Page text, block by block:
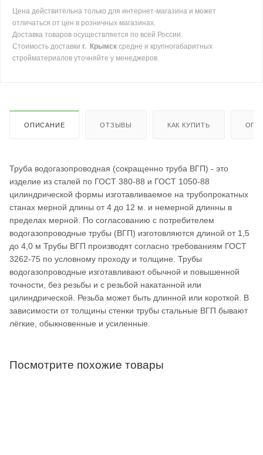
Цена действительна только для интернет-магазина и может
отличаться от цен в розничных магазинах.
Доставка товаров осуществляется по всей России.
Стоимость доставки г. Крымск средне и крупногабаритных
стройматериалов уточняйте у менеджеров.
ОПИСАНИЕ ОТЗЫВЫ КАК КУПИТЬ
Труба водогазопроводная (сокращенно труба ВГП) - это
изделие из сталей по ГОСТ 380-88 и ГОСТ 1050-88
цилиндрической формы изготавливаемое на трубопрокатных
станах мерной длины от 4 до 12 м. и немерной длинны в
пределах мерной. По согласованию с потребителем
водогазопроводные трубы (ВГП) изготовляются длиной от 1,5
до 4,0 м Трубы ВГП производят согласно требованиям ГОСТ
3262-75 по условному проходу и толщине. Трубы
водогазопроводные изготавливают обычной и повышенной
точности, без резьбы и с резьбой накатанной или
цилиндрической. Резьба может быть длинной или короткой. В
зависимости от толщины стенки трубы стальные ВГП бывают
лёгкие, обыкновенные и усиленные.
Посмотрите похожие товары